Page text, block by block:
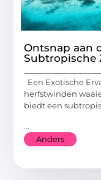
Ontsnap aan
Subtropische
Een Exotische
herfstwinden
biedt een
...
Anders